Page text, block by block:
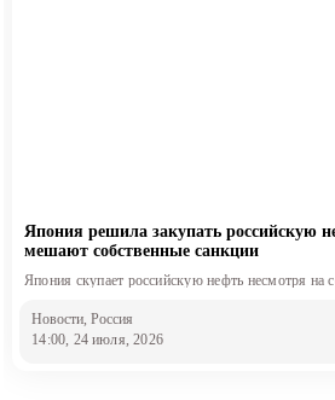
Япония решила закупать российскую
мешают собственные санкции
Япония скупает российскую нефть несмотря на
Новости , Россия
14:00, 24 июля, 2026